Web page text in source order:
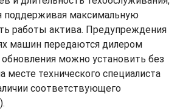
поддерживая максимальную
работы актива. Предупреждения
машин передаются дилером
можно установить без
месте технического специалиста
соответствующего